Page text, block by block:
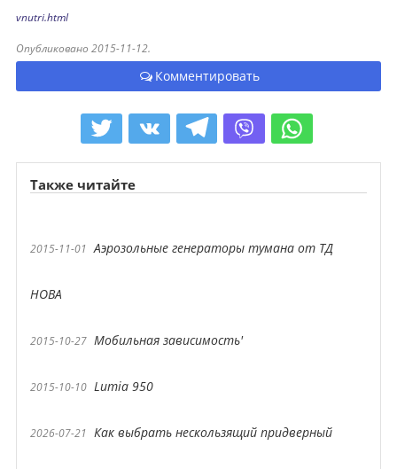
vnutri.html
Опубликовано 2015-11-12.
Комментировать
Также читайте
2015-11-01 Аэрозольные генераторы тумана от ТД
НОВА
2015-10-27 Мобильная зависимость'
2015-10-10 Lumia 950
2026-07-21 Как выбрать нескользящий придверный